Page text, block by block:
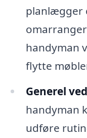
planlægger
handyman
flytte
Generel
handyman
udføre